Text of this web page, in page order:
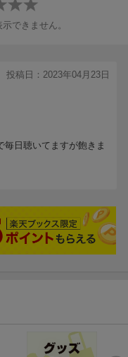
イン入り色紙（抽選
まで
「対象商品」をご予
できません。
投稿日：2023年04月23日
日聴いてますが飽きま